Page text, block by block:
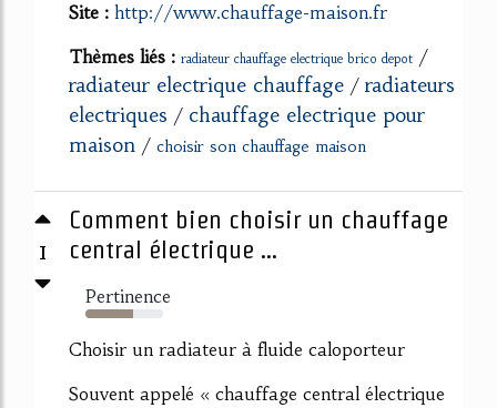
Site : http://www.chauffage-maison.fr
Thèmes liés : radiateur chauffage electrique brico depot /
radiateur electrique chauffage /radiateurs
electriques / chauffage electrique pour
maison / choisir son chauffage maison
1
Comment bien choisir un chauffage
central électrique ...
Pertinence
62%
Choisir un radiateur à fluide caloporteur
Souvent appelé « chauffage central électrique